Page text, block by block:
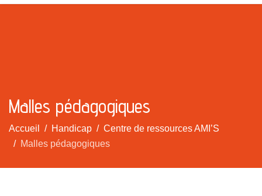
Malles pédagogiques
Accueil Handicap
Centre de ressources AMI’S
Malles pédagogiques